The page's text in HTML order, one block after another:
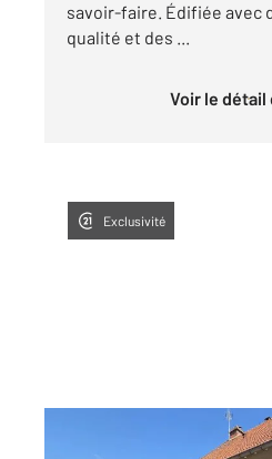
savoir-faire. Édifiée avec
qualité et des ...
Voir le
Exclusivité